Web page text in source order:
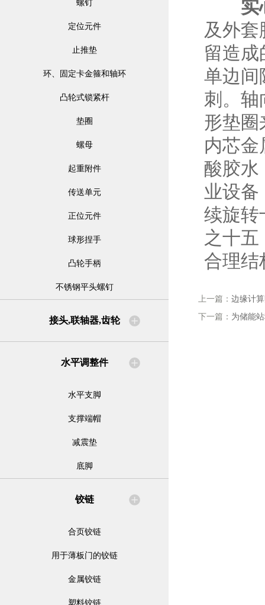
螺钉
定位元件
止推垫
环、固定卡金箍和轴环
凸轮式锁紧杆
垫圈
螺母
起重附件
传送单元
正位元件
球形捏手
凸轮手柄
不锈钢平头螺钉
接头,联轴器,齿轮
水平调整件
水平支脚
支撑端帽
减震垫
底脚
铰链
合页铰链
用于薄板门的铰链
金属铰链
塑料铰链
实
及外
留造
单边间
刺。轴
形垫圈
内芯
酸胶水
业设
续旋转
之十
合理结
上一篇： 边缘计
下一篇： 为储能